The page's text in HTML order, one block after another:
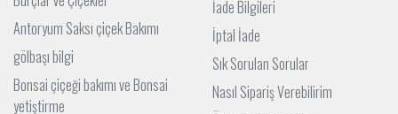
Antoryum Saksı çiçek Bakımı
gölbaşı bilgi
Bonsai çiçeği bakımı ve Bonsai
yetiştirme
İade Bilgileri
İptal İade
Sık Sorulan Sorular
Nasıl Sipariş Verebilirim